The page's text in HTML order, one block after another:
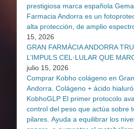
prestigiosa marca española
Farmacia Andorra es un
alta protección, de amplio
15, 2026
GRAN FARMÀCIA ANDORRA
L’IMPULS CEL·LULAR QUE
julio 15, 2026
Comprar Kobho colágeno en
Andorra. Colágeno + ácido
KobhoGLP El primer protocolo
control del peso que actúa sobre
pilares. Ayuda a equilibrar los